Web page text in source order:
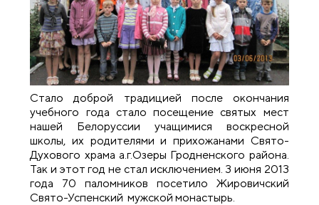
Стало доброй традицией после окончания
учебного года стало посещение святых мест
нашей Белоруссии учащимися воскресной
школы, их родителями и прихожанами Свято-
Духового храма а.г.Озеры Гродненского района.
Так и этот год не стал исключением. 3 июня 2013
года 70 паломников посетило Жировичский
Свято-Успенский мужской монастырь.